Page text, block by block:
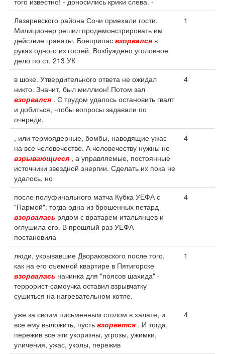
Лазаревского района Сочи приехали гости.
Милиционер решил продемонстрировать им
действие гранаты. Боеприпас взорвался в
руках одного из гостей. Возбуждено уголовное
дело по ст. 213 УК
1
в шоке. Утвердительного ответа не ожидал
никто. Значит, был миллион! Потом зал
взорвался . С трудом удалось остановить гвалт
и добиться, чтобы вопросы задавали по
очереди,
4
, или термоядерные, бомбы, наводящие ужас
на все человечество. А человечеству нужны не
взрывающиеся , а управляемые, постоянные
источники звездной энергии. Сделать их пока не
удалось, но
4
после полуфинального матча Кубка УЕФА с
"Пармой": тогда одна из брошенных петард
взорвалась рядом с вратарем итальянцев и
оглушила его. В прошлый раз УЕФА
постановила
4
люди, укрывавшие Двораковского после того,
как на его съемной квартире в Пятигорске
взорвалась начинка для "поясов шахида" -
террорист-самоучка оставил взрывчатку
сушиться на нагревательном котле.
1
уже за своим письменным столом в халате, и
все ему выложить, пусть взорвется . И тогда,
пережив все эти укоризны, угрозы, ужимки,
уличения, ужас, уколы, пережив
4